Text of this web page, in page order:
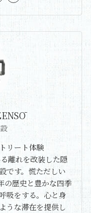
リート体験
離れを改装した隠
です。慌ただしい
の歴史と豊かな四季
吸をする。心と身
うな滞在を提供し